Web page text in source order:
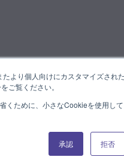
より個人向けにカスタマイズされ
ご覧ください。
くために、小さなCookieを使用して
承認 拒否